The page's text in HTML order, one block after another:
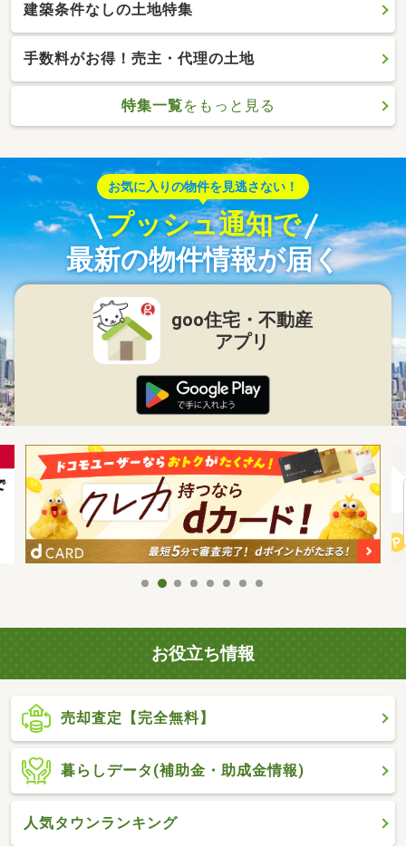
建築条件なしの土地特集
手数料がお得！売主・代理の土地
特集一覧をもっと見る
お気に入りの物件を見逃さない！
プッシュ通知で
最新の物件情報が届く
goo住宅・不動産
アプリ
お役立ち情報
売却査定【完全無料】
暮らしデータ(補助金・助成金情報)
人気タウンランキング